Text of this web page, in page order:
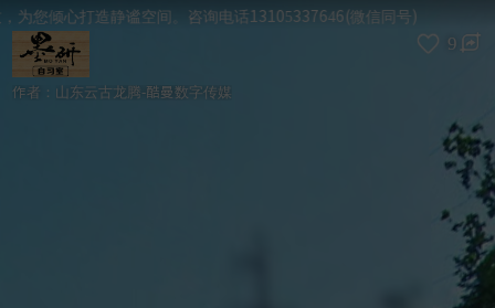
跳过
进入VR模式
退出VR模式
VR参数设置
作者： 山东云古龙腾-酷曼数字传媒
9
您倾心打造静谧空间。咨询电话13105337646(微信同号)